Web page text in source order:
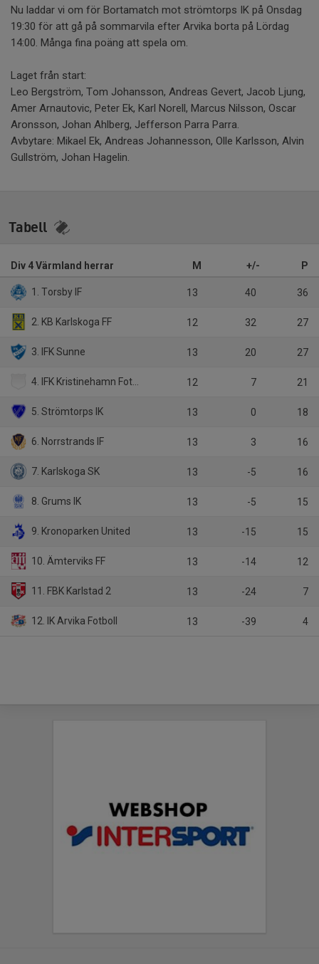
Nu laddar vi om för Bortamatch mot strömtorps IK på Onsdag
19:30 för att gå på sommarvila efter Arvika borta på Lördag
14:00. Många fina poäng att spela om.
Laget från start:
Leo Bergström, Tom Johansson, Andreas Gevert, Jacob Ljung,
Amer Arnautovic, Peter Ek, Karl Norell, Marcus Nilsson, Oscar
Aronsson, Johan Ahlberg, Jefferson Parra Parra.
Avbytare: Mikael Ek, Andreas Johannesson, Olle Karlsson, Alvin
Gullström, Johan Hagelin.
Tabell
Div 4 Värmland herrar M +/- P
1. Torsby IF 13 40 36
2. KB Karlskoga FF 12 32 27
3. IFK Sunne 13 20 27
4. IFK Kristinehamn Fotboll 12 7 21
5. Strömtorps IK 13 0 18
6. Norrstrands IF 13 3 16
7. Karlskoga SK 13 -5 16
8. Grums IK 13 -5 15
9. Kronoparken United 13 -15 15
10. Ämterviks FF 13 -14 12
11. FBK Karlstad 2 13 -24 7
12. IK Arvika Fotboll 13 -39 4